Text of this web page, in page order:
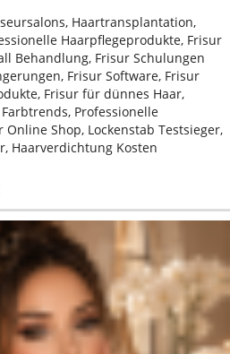
Haartransplantation,
Haarpflegeprodukte, Frisur
Behandlung, Frisur Schulungen
Frisur Software, Frisur
Frisur für dünnes Haar,
Professionelle
Shop, Lockenstab Testsieger,
Haarverdichtung Kosten